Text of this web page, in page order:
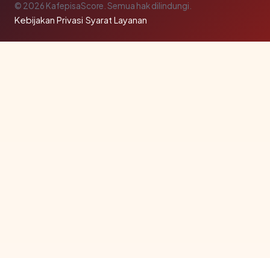
© 2026 KafepisaScore. Semua hak dilindungi.
Kebijakan Privasi·Syarat Layanan